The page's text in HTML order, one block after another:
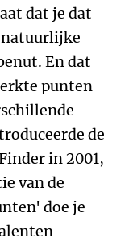
dat je dat
natuurlijke
En dat
punten
de
in 2001,
van de
doe je